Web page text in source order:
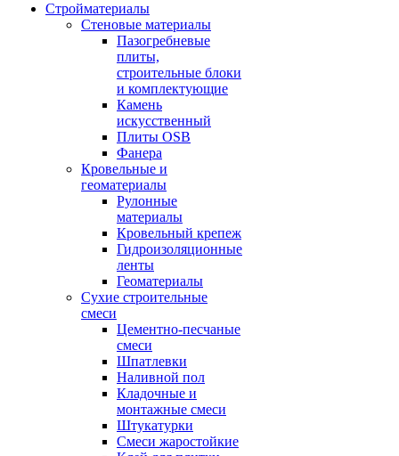
Стройматериалы
Стеновые материалы
Пазогребневые
плиты,
строительные блоки
и комплектующие
Камень
искусственный
Плиты OSB
Фанера
Кровельные и
геоматериалы
Рулонные
материалы
Кровельный крепеж
Гидроизоляционные
ленты
Геоматериалы
Сухие строительные
смеси
Цементно-песчаные
смеси
Шпатлевки
Наливной пол
Кладочные и
монтажные смеси
Штукатурки
Смеси жаростойкие